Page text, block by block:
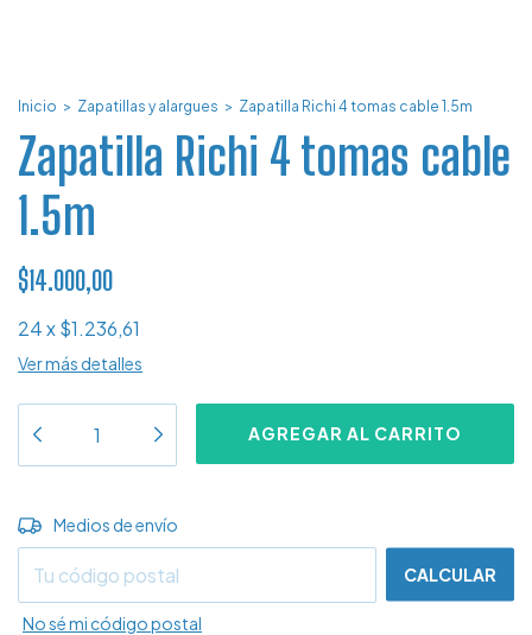
Inicio > Zapatillas y alargues > Zapatilla Richi 4 tomas cable 1.5m
Zapatilla Richi 4 tomas cable
1.5m
$14.000,00
24x$1.236,61
Ver más detalles
Entregas para el CP:
Medios de envío
CALCULAR
No sé mi código postal